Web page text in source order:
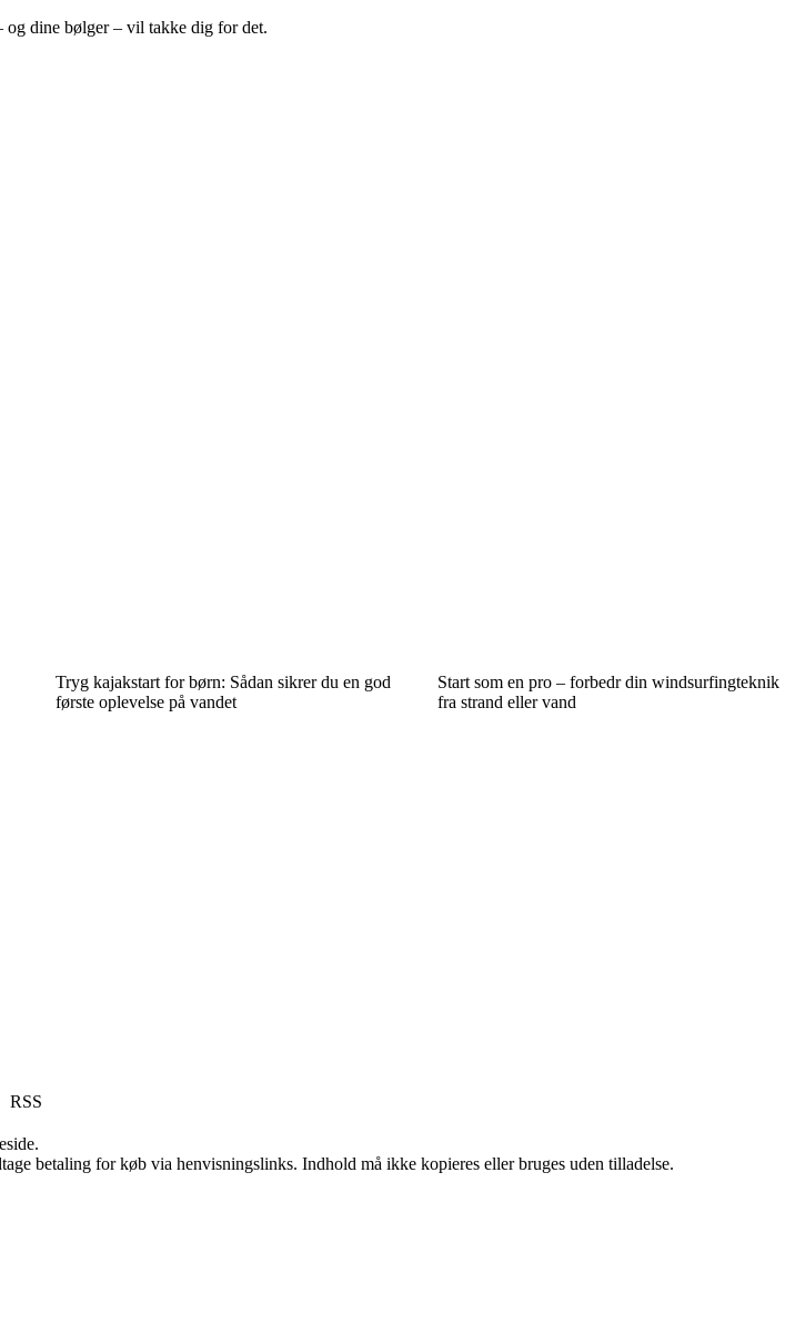
og dine bølger – vil takke dig for det.
Tryg kajakstart for børn: Sådan sikrer du en god
første oplevelse på vandet
Start som en pro – forbedr din windsurfingteknik
fra strand eller vand
RSS
betaling for køb via henvisningslinks. Indhold må ikke kopieres eller bruges uden tilladelse.